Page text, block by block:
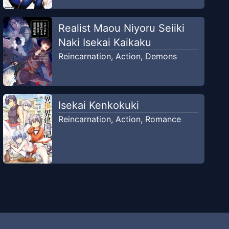
Realist Maou Niyoru Seiiki
Naki Isekai Kaikaku
Reincarnation, Action, Demons
Isekai Kenkokuki
Reincarnation, Action, Romance